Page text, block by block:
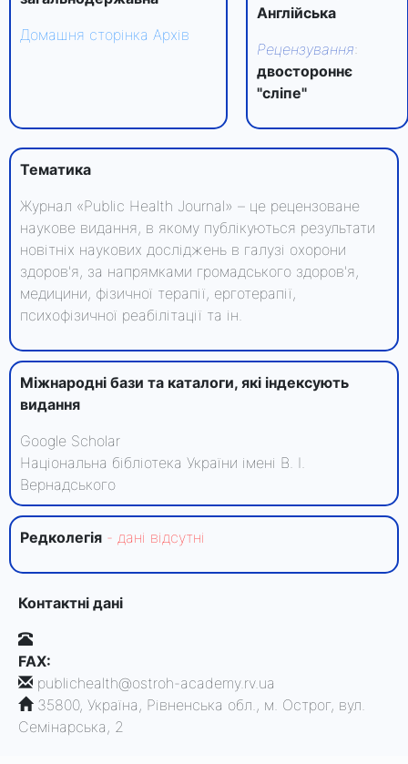
Домашня сторінка Архів
Англійська
Рецензування:
двостороннє
"сліпе"
Тематика
Журнал «Public Health Journal» – це рецензоване
наукове видання, в якому публікуються результати
новітніх наукових досліджень в галузі охорони
здоров'я, за напрямками громадського здоров'я,
медицини, фізичної терапії, ерготерапії,
психофізичної реабілітації та ін.
Міжнародні бази та каталоги, які індексують
видання
Google Scholar
Національна бібліотека України імені В. І.
Вернадського
Редколегiя - данi вiдсутнi
Контактні дані
FAX:
publichealth@ostroh-academy.rv.ua
35800, Україна, Рівненська обл., м. Острог, вул.
Семінарська, 2